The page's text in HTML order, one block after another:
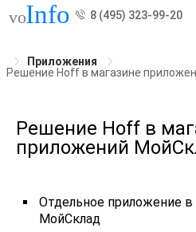
8 (495) 323-99-20
Приложения
Решение Hoff в магазине
Решение Hoff в
приложений
Отдельное приложение
МойСклад